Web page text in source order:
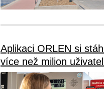
Aplikaci ORLEN si
více než milion